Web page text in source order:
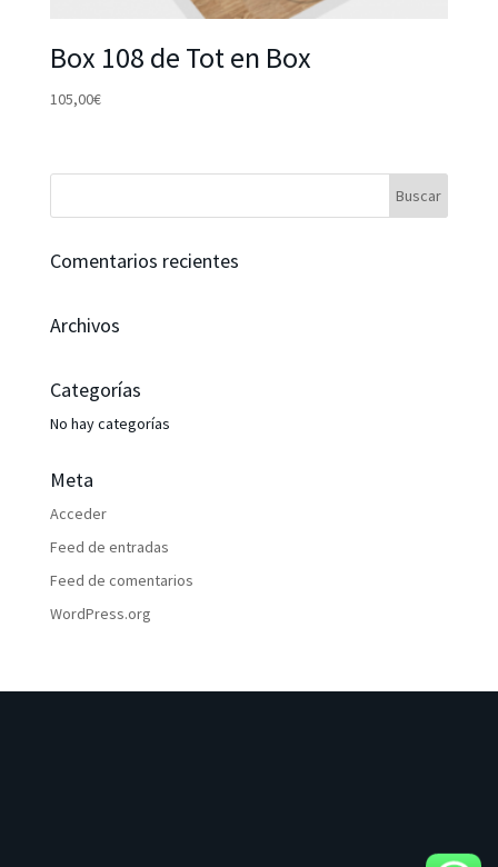
Box 108 de Tot en Box
105,00€
Comentarios recientes
Archivos
Categorías
No hay categorías
Meta
Acceder
Feed de entradas
Feed de comentarios
WordPress.org